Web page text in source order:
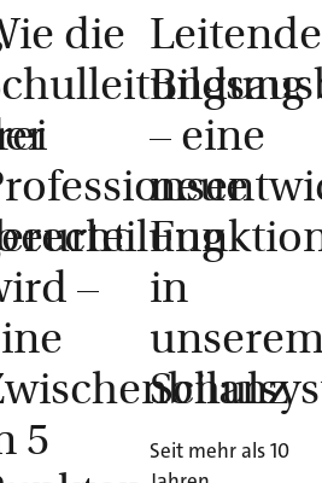
die
–
5
Leitende
Bildung
– eine
neue
in
Seit mehr als 10